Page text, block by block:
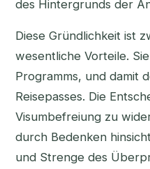
des Hintergrunds der
Diese Gründlichkeit ist
wesentliche Vorteile.
Programms, und damit
Reisepasses. Die
Visumbefreiung zu
durch Bedenken
und Strenge des